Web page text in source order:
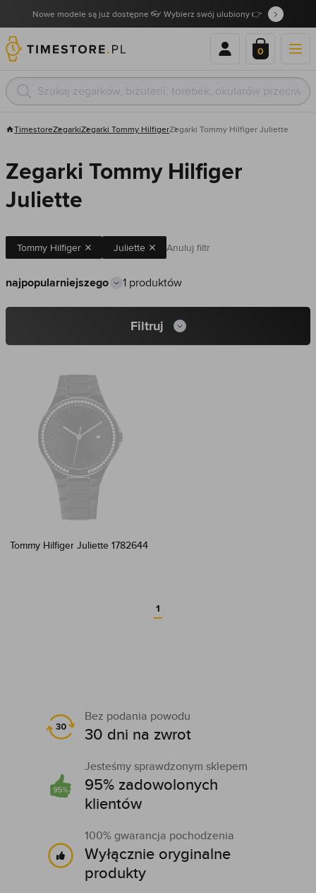
Nowe modele są już dostępne 👓 Wybierz swój ulubiony 👉
0
TimestoreZegarkiZegarki Tommy HilfigerZegarki Tommy Hilfiger Juliette
Zegarki Tommy Hilfiger
Juliette
Tommy Hilfiger Juliette Anuluj filtr
1 produktów
Filtruj
Tommy Hilfiger Juliette 1782644
1
Bez podania powodu
30 dni na zwrot
Jesteśmy sprawdzonym sklepem
95% zadowolonych
klientów
100% gwarancja pochodzenia
Wyłącznie oryginalne
produkty